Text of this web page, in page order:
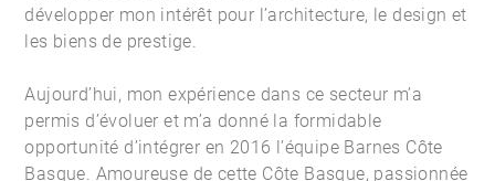
développer mon intérêt pour l’architecture, le design et
les biens de prestige.
Aujourd’hui, mon expérience dans ce secteur m’a
permis d’évoluer et m’a donné la formidable
opportunité d’intégrer en 2016 l’équipe Barnes Côte
Basque. Amoureuse de cette Côte Basque, passionnée